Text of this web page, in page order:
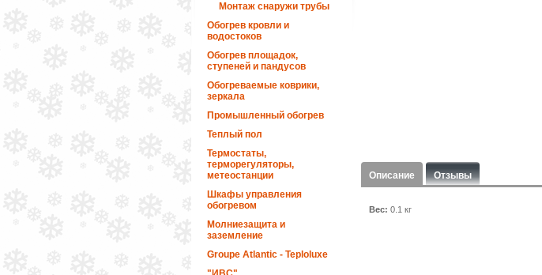
Монтаж снаружи трубы
Обогрев кровли и
водостоков
Обогрев площадок,
ступеней и пандусов
Обогреваемые коврики,
зеркала
Промышленный обогрев
Теплый пол
Термостаты,
терморегуляторы,
метеостанции
Шкафы управления
обогревом
Молниезащита и
заземление
Groupe Atlantic - Teploluxe
Описание Отзывы
Вес: 0.1 кг